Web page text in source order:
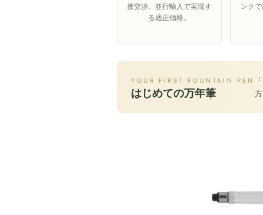
接交渉。並行輸入で実現す
る適正価格。
ンク
YOUR FIRST FOUNTAIN PEN
はじめての万年筆